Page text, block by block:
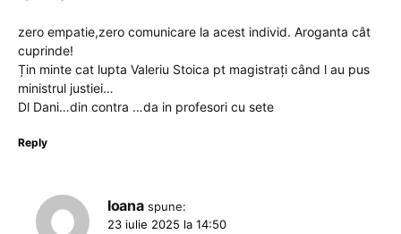
zero empatie,zero comunicare la acest individ. Aroganta cât
cuprinde!
Țin minte cat lupta Valeriu Stoica pt magistrați când l au pus
ministrul justiei…
Dl Dani…din contra …da in profesori cu sete
Reply
Ioana spune:
23 iulie 2025 la 14:50